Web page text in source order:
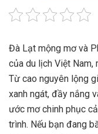
Đà Lạt mộng mơ và
của du lịch Việt
Từ cao nguyên lộng
xanh ngát, đầy nắng
ước mơ chinh phục
trình. Nếu bạn đang